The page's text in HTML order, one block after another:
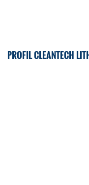
PROFIL CLEANTECH